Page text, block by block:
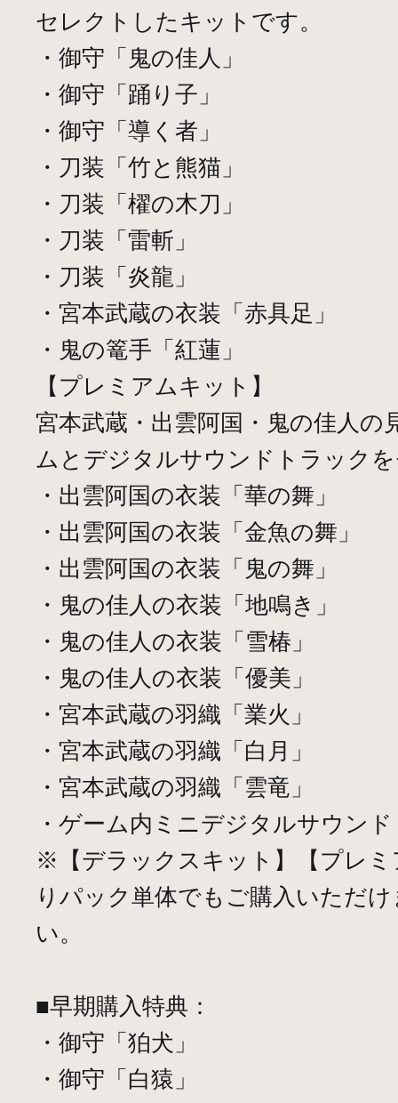
セレクトしたキットです。
・御守「鬼の佳人」
・御守「踊り子」
・御守「導く者」
・刀装「竹と熊猫」
・刀装「櫂の木刀」
・刀装「雷斬」
・刀装「炎龍」
・宮本武蔵の衣装「赤具足」
・鬼の篭手「紅蓮」
【プレミアムキット】
宮本武蔵・出雲阿国・鬼の佳人
ムとデジタルサウンドトラック
・出雲阿国の衣装「華の舞」
・出雲阿国の衣装「金魚の舞」
・出雲阿国の衣装「鬼の舞」
・鬼の佳人の衣装「地鳴き」
・鬼の佳人の衣装「雪椿」
・鬼の佳人の衣装「優美」
・宮本武蔵の羽織「業火」
・宮本武蔵の羽織「白月」
・宮本武蔵の羽織「雲竜」
・ゲーム内ミニデジタルサウン
※【デラックスキット】【プレ
りパック単体でもご購入いただ
い。
■早期購入特典：
・御守「狛犬」
・御守「白猿」